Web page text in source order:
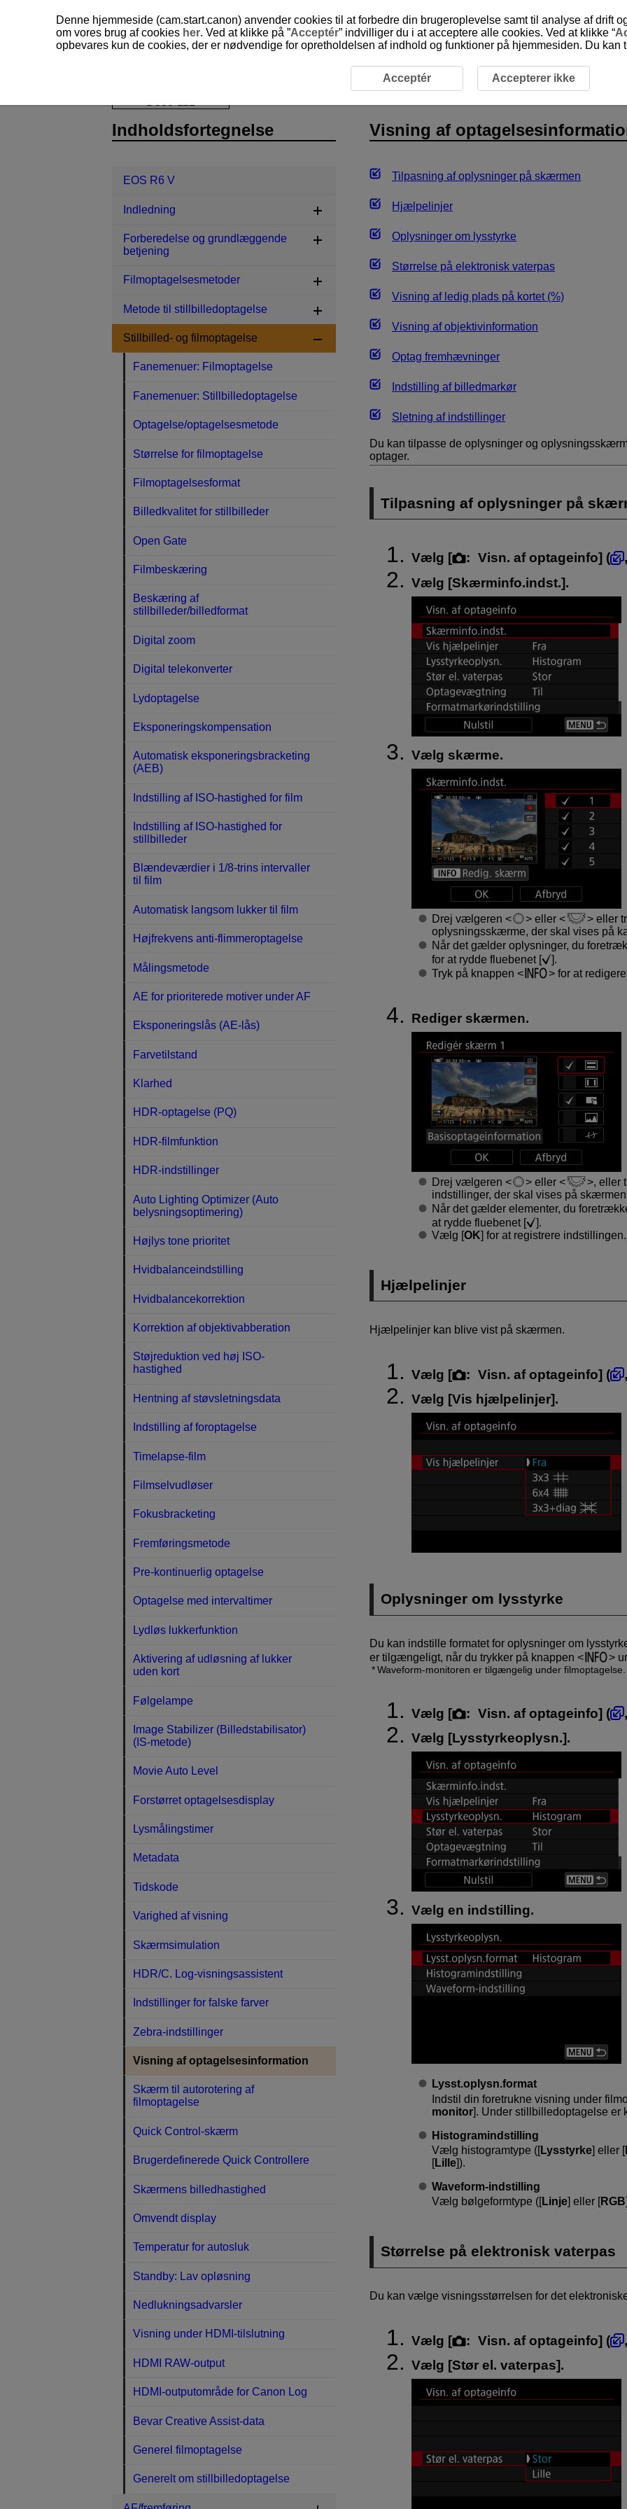
Visning af optagelsesinformation
Visning af
Tilpasning af oplysninger på skærmen
Hjælpelinjer
Oplysninger om lysstyrke
Størrelse på elektronisk vaterpas
Visning af ledig plads på kortet (%)
Visning af objektivinformation
Optag fremhævninger
Indstilling af billedmarkør
Sletning af indstillinger
Du kan tilpasse de oplysninger og
optager.
Tilpasning af oplysninger på
Vælg [ : Visn. af optageinfo] (
Vælg [Skærminfo.indst.].
Vælg skærme.
Drej vælgeren eller
eller
oplysningsskærme, der skal vises på
Når det gælder oplysninger, du
for at rydde fluebenet [
].
Tryk på knappen
for at
Rediger skærmen.
Drej vælgeren eller
, eller
indstillinger, der skal vises på
Når det gælder elementer, du
at rydde fluebenet [
].
Vælg [OK] for at registrere indstillingen.
Hjælpelinjer
Hjælpelinjer kan blive vist på skærmen.
Vælg [ : Visn. af optageinfo] (
Vælg [Vis hjælpelinjer].
Oplysninger om lysstyrke
Du kan indstille formatet for oplysninger om
er tilgængeligt, når du trykker på knappen
Waveform-monitoren er tilgængelig under filmoptagelse.
Vælg [ : Visn. af optageinfo] (
Vælg [Lysstyrkeoplysn.].
Vælg en indstilling.
Lysst.oplysn.format
Indstil din foretrukne visning under
monitor]. Under stillbilledoptagelse er
Histogramindstilling
Vælg histogramtype ([Lysstyrke] eller [
[Lille]).
Waveform-indstilling
Vælg bølgeformtype ([Linje] eller [RGB
Størrelse på elektronisk vaterpas
Du kan vælge visningsstørrelsen for det
Vælg [ : Visn. af optageinfo] (
Vælg [Stør el. vaterpas].
Indholdsfortegnelse
EOS R6 V
Indledning
Forberedelse og grundlæggende
betjening
Filmoptagelsesmetoder
Metode til stillbilledoptagelse
Stillbilled- og filmoptagelse
Fanemenuer: Filmoptagelse
Fanemenuer: Stillbilledoptagelse
Optagelse/optagelsesmetode
Størrelse for filmoptagelse
Filmoptagelsesformat
Billedkvalitet for stillbilleder
Open Gate
Filmbeskæring
Beskæring af
stillbilleder/billedformat
Digital zoom
Digital telekonverter
Lydoptagelse
Eksponeringskompensation
Automatisk eksponeringsbracketing
(AEB)
Indstilling af ISO-hastighed for film
Indstilling af ISO-hastighed for
stillbilleder
Blændeværdier i 1/8-trins intervaller
til film
Automatisk langsom lukker til film
Højfrekvens anti-flimmeroptagelse
Målingsmetode
AE for prioriterede motiver under AF
Eksponeringslås (AE-lås)
Farvetilstand
Klarhed
HDR-optagelse (PQ)
HDR-filmfunktion
HDR-indstillinger
Auto Lighting Optimizer (Auto
belysningsoptimering)
Højlys tone prioritet
Hvidbalanceindstilling
Hvidbalancekorrektion
Korrektion af objektivabberation
Støjreduktion ved høj ISO-
hastighed
Hentning af støvsletningsdata
Indstilling af foroptagelse
Timelapse-film
Filmselvudløser
Fokusbracketing
Fremføringsmetode
Pre-kontinuerlig optagelse
Optagelse med intervaltimer
Lydløs lukkerfunktion
Aktivering af udløsning af lukker
uden kort
Følgelampe
Image Stabilizer (Billedstabilisator)
(IS-metode)
Movie Auto Level
Forstørret optagelsesdisplay
Lysmålingstimer
Metadata
Tidskode
Varighed af visning
Skærmsimulation
HDR/C. Log-visningsassistent
Indstillinger for falske farver
Zebra-indstillinger
Visning af optagelsesinformation
Skærm til autorotering af
filmoptagelse
Quick Control-skærm
Brugerdefinerede Quick Controllere
Skærmens billedhastighed
Omvendt display
Temperatur for autosluk
Standby: Lav opløsning
Nedlukningsadvarsler
Visning under HDMI-tilslutning
HDMI RAW-output
HDMI-outputområde for Canon Log
Bevar Creative Assist-data
Generel filmoptagelse
Generelt om stillbilledoptagelse
Denne hjemmeside (cam.start.canon) anvender cookies til at forbedre din brugeroplevelse samt til analyse af drift
om vores brug af cookies her. Ved at klikke på ”Acceptér” indvilliger du i at acceptere alle cookies. Ved at klikke “
opbevares kun de cookies, der er nødvendige for opretholdelsen af indhold og funktioner på hjemmesiden. Du
Acceptér Accepterer ikke